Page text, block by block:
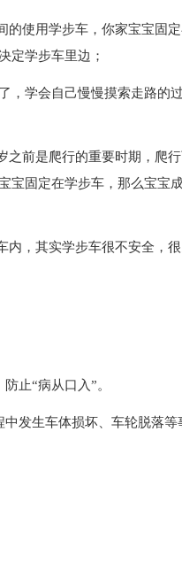
使用学步车，你家宝宝固
定学步车里边；
，学会自己慢慢摸索走路的
前是爬行的重要时期，爬
宝固定在学步车，那么宝宝
，其实学步车很不安全，
止“病从口入”。
发生车体损坏、车轮脱落等